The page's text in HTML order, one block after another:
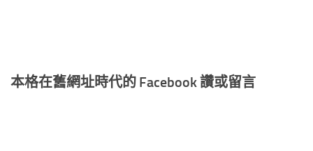
本格在舊網址時代的 Facebook 讚或留言